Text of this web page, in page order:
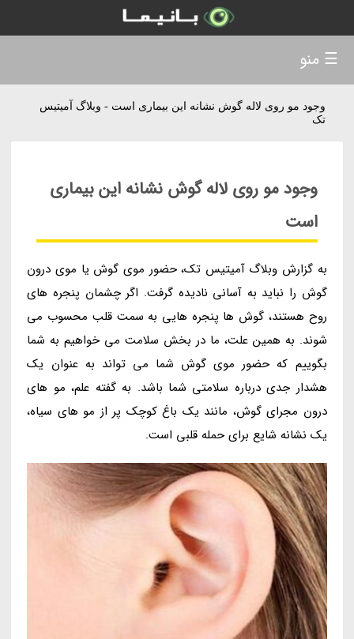
وجود مو روی لاله گوش نشانه این بیماری است - وبلاگ آمیتیس
تک
وجود مو روی لاله گوش نشانه این بیماری
است
به گزارش وبلاگ آمیتیس تک، حضور موی گوش یا موی درون
گوش را نباید به آسانی نادیده گرفت. اگر چشمان پنجره های
روح هستند، گوش ها پنجره هایی به سمت قلب محسوب می
شوند. به همین علت، ما در بخش سلامت می خواهیم به شما
بگوییم که حضور موی گوش شما می تواند به عنوان یک
هشدار جدی درباره سلامتی شما باشد. به گفته علم، مو های
درون مجرای گوش، مانند یک باغ کوچک پر از مو های سیاه،
یک نشانه شایع برای حمله قلبی است.
☰ منو